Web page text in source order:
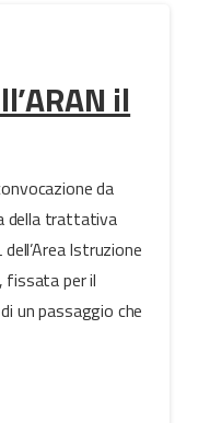
il
da
della trattativa
Istruzione
fissata per il
un passaggio che